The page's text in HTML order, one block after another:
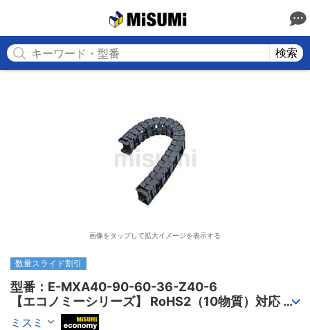
検索
画像をタップして拡大イメージを表示する
数量スライド割引
型番：E-MXA40-90-60-36-Z40-6
【エコノミーシリーズ】 RoHS2（10物質）対応 ケ
ーブルキャリア 低発塵・低騒音タイプ
ミスミ